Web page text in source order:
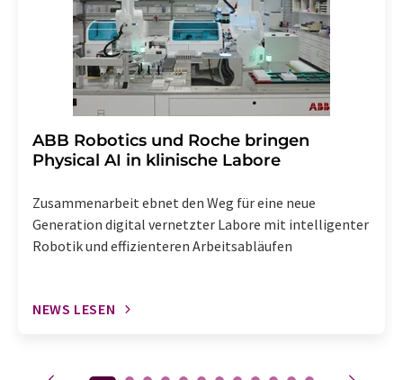
enthalten.
​​​​​​​ABB Robotics und Roche bringen
Physical AI in klinische Labore
Zusammenarbeit ebnet den Weg für eine neue
Generation digital vernetzter Labore mit intelligenter
Robotik und effizienteren Arbeitsabläufen
NEWS LESEN